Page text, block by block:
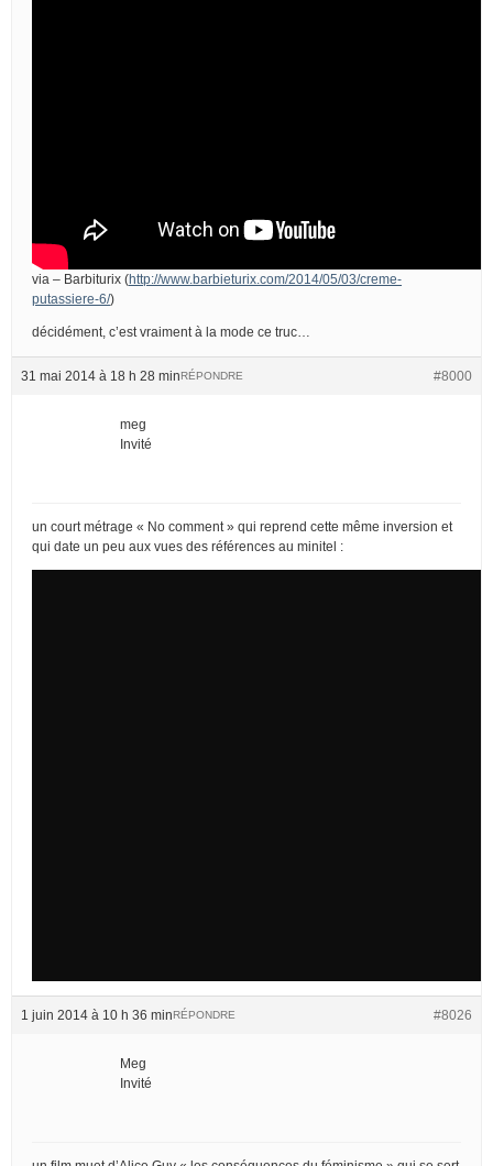
via – Barbiturix (http://www.barbieturix.com/2014/05/03/creme-
putassiere-6/)
décidément, c’est vraiment à la mode ce truc…
31 mai 2014 à 18 h 28 min #8000
RÉPONDRE
meg
Invité
un court métrage « No comment » qui reprend cette même inversion et
qui date un peu aux vues des références au minitel :
1 juin 2014 à 10 h 36 min #8026
RÉPONDRE
Meg
Invité